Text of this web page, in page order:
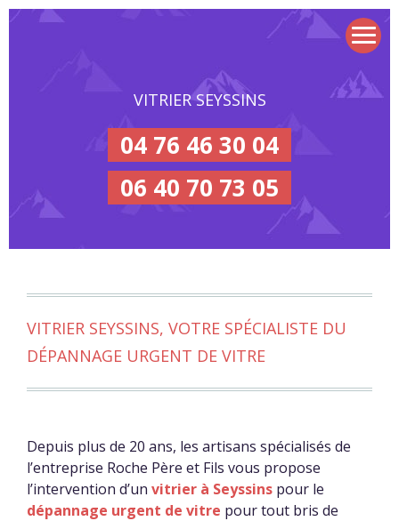
VITRIER SEYSSINS
04 76 46 30 04
06 40 70 73 05
VITRIER SEYSSINS, VOTRE SPÉCIALISTE DU
DÉPANNAGE URGENT DE VITRE
Depuis plus de 20 ans, les artisans spécialisés de
l’entreprise Roche Père et Fils vous propose
l’intervention d’un vitrier à Seyssins pour le
dépannage urgent de vitre pour tout bris de